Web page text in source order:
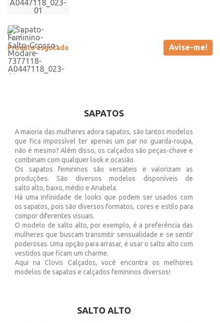
Produto esgotado Avise-me!
SAPATOS
A maioria das mulheres adora sapatos, são tantos modelos
que fica impossível ter apenas um par no guarda-roupa,
não é mesmo? Além disso, os calçados são peças-chave e
combinam com qualquer look e ocasião.
Os sapatos femininos são versáteis e valorizam as
produções. São diversos modelos disponíveis de
salto alto, baixo, médio e Anabela.
Há uma infinidade de looks que podem ser usados com
os sapatos, pois são diversos formatos, cores e estilo para
compor diferentes visuais.
O modelo de salto alto, por exemplo, é a preferência das
mulheres que buscam transmitir sensualidade e se sentir
poderosas. Uma opção para arrasar, é usar o salto alto com
vestidos que ficam um charme.
Aqui na Clovis Calçados, você encontra os melhores
modelos de sapatos e calçados femininos diversos!
SALTO ALTO